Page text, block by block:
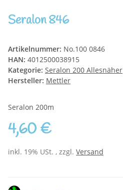
Seralon 846
Artikelnummer: No.100 0846
HAN: 4012500038915
Kategorie: Seralon 200 Allesnäher
Hersteller: Mettler
Seralon 200m
4,60 €
inkl. 19% USt. , zzgl. Versand